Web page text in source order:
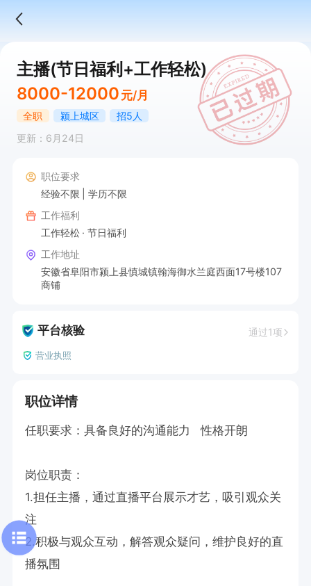
主播(节日福利+工作轻松)
8000-12000 元/月
全职 颍上城区
招5人
更新：6月24日
职位要求
经验不限
学历不限
工作福利
工作轻松
节日福利
工作地址
安徽省阜阳市颍上县慎城镇翰海御水兰庭西面17号楼107
商铺
平台核验 通过1项
营业执照
职位详情
任职要求：具备良好的沟通能力   性格开朗
岗位职责：
1.担任主播，通过直播平台展示才艺，吸引观众关
注
2.积极与观众互动，解答观众疑问，维护良好的直
播氛围